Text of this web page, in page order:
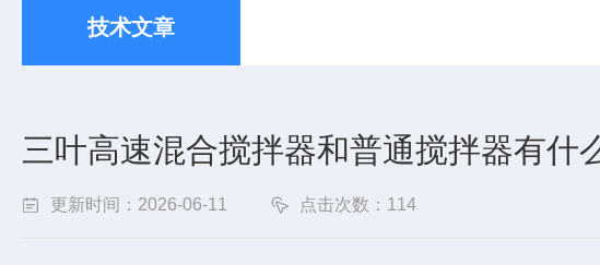
技术文章
三叶高速混合搅拌器和普通搅拌器有什
更新时间：2026-06-11 点击次数：114